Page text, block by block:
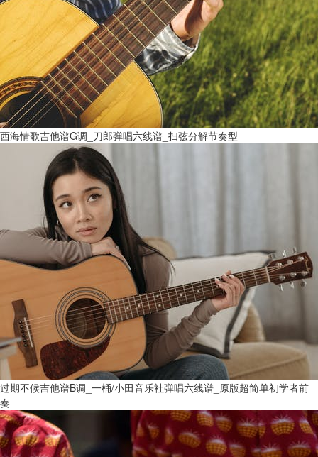
西海情歌吉他谱G调_刀郎弹唱六线谱_扫弦分解节奏型
过期不候吉他谱B调_一桶/小田音乐社弹唱六线谱_原版超简单初学者前
奏